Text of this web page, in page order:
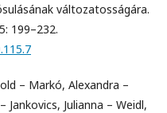
változatosságára.
199–232.
– Markó, Alexandra –
Julianna – Weidl,